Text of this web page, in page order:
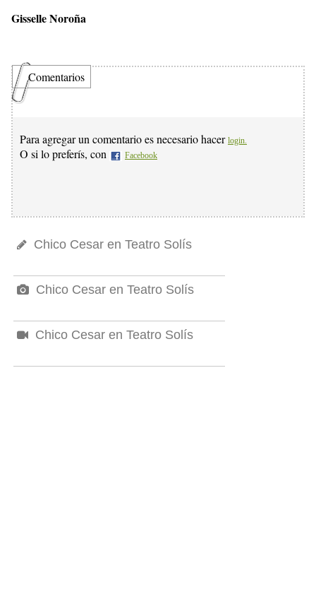
Gisselle Noroña
Comentarios
Para agregar un comentario es necesario hacer login.
O si lo preferís, con Facebook
Chico Cesar en Teatro Solís
Chico Cesar en Teatro Solís
Chico Cesar en Teatro Solís